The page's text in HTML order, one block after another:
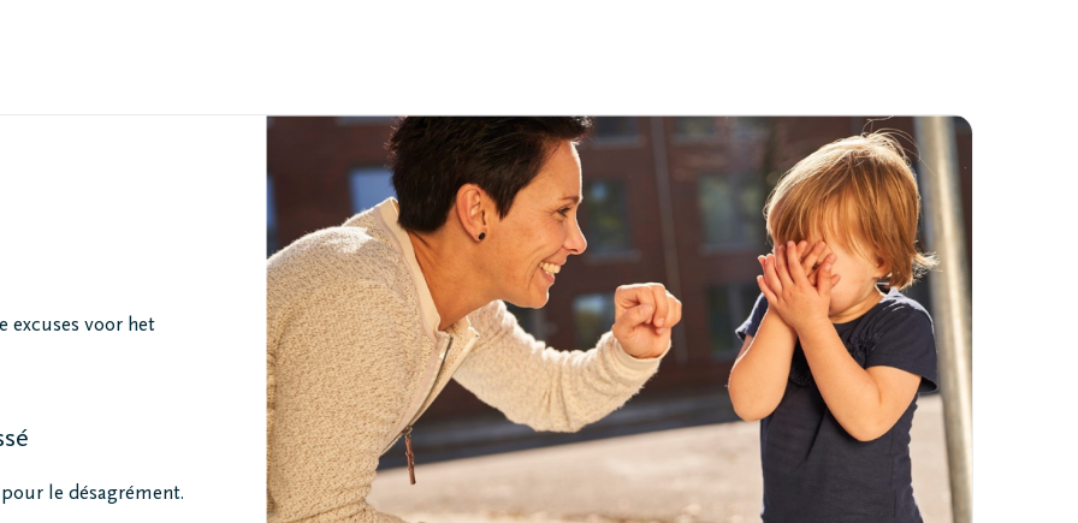
excuses voor het
le désagrément.